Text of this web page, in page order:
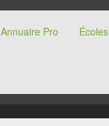
Annuaire Pro Écoles